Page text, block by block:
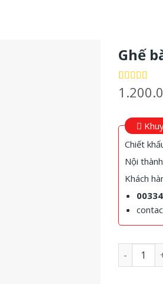
Ghế
5.00trên 5
dựa trên
1
Chiết
Nội
Khách
Ghế bàn